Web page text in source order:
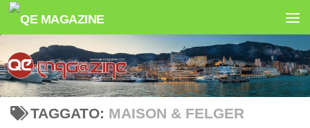
Salta al contenuto
TAGGATO: MAISON & FELGER